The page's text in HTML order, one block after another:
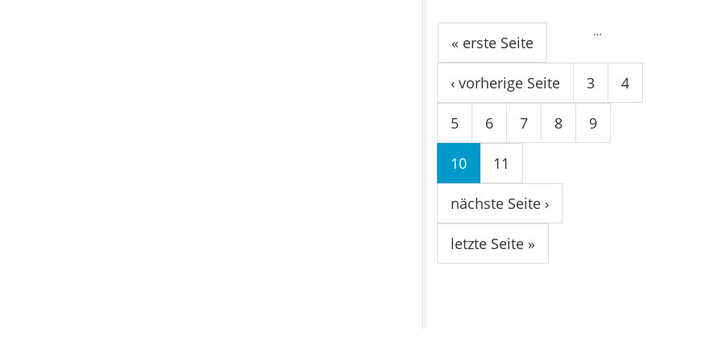
Seiten
« erste Seite
‹ vorherige Seite
…
3 4
5 6 7 8 9
10 11
nächste Seite ›
letzte Seite »